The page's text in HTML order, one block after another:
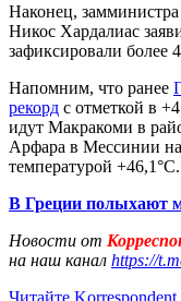
Наконец,
Никос Хардалиас
зафиксировали более
Напомним, что ранее
рекорд с отметкой в
идут Макракоми в
Арфара в Мессинии
температурой +46,1°С.
В Греции полыхают
Новости от
на наш канал https://
Читайте